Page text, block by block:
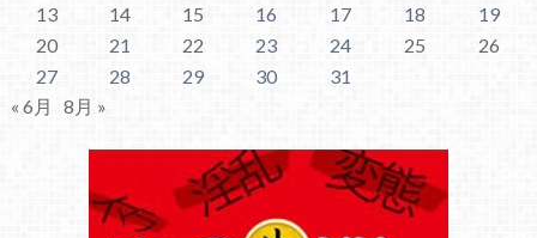
13
14 15 16 17 18
19
20
21 22 23 24 25
26
27
28 29 30
31
« 6月
8月 »